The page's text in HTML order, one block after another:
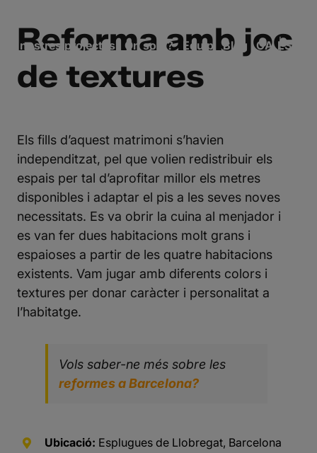
Els nostres projectes On som? Equip Blog CA ES
Reforma amb joc
de textures
Els fills d’aquest matrimoni s’havien
independitzat, pel que volien redistribuir els
espais per tal d’aprofitar millor els metres
disponibles i adaptar el pis a les seves noves
necessitats. Es va obrir la cuina al menjador i
es van fer dues habitacions molt grans i
espaioses a partir de les quatre habitacions
existents. Vam jugar amb diferents colors i
textures per donar caràcter i personalitat a
l’habitatge.
Vols saber-ne més sobre les
reformes a Barcelona?
Ubicació: Esplugues de Llobregat, Barcelona